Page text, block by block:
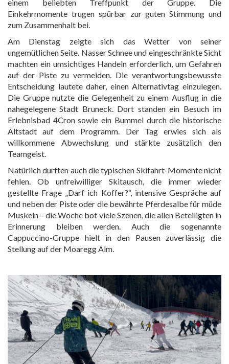
einem beliebten Treffpunkt der Gruppe. Die
Einkehrmomente trugen spürbar zur guten Stimmung und
zum Zusammenhalt bei.
Am Dienstag zeigte sich das Wetter von seiner
ungemütlichen Seite. Nasser Schnee und eingeschränkte Sicht
machten ein umsichtiges Handeln erforderlich, um Gefahren
auf der Piste zu vermeiden. Die verantwortungsbewusste
Entscheidung lautete daher, einen Alternativtag einzulegen.
Die Gruppe nutzte die Gelegenheit zu einem Ausflug in die
nahegelegene Stadt Bruneck. Dort standen ein Besuch im
Erlebnisbad 4Cron sowie ein Bummel durch die historische
Altstadt auf dem Programm. Der Tag erwies sich als
willkommene Abwechslung und stärkte zusätzlich den
Teamgeist.
Natürlich durften auch die typischen Skifahrt-Momente nicht
fehlen. Ob unfreiwilliger Skitausch, die immer wieder
gestellte Frage „Darf ich Koffer?“, intensive Gespräche auf
und neben der Piste oder die bewährte Pferdesalbe für müde
Muskeln – die Woche bot viele Szenen, die allen Beteiligten in
Erinnerung bleiben werden. Auch die sogenannte
Cappuccino-Gruppe hielt in den Pausen zuverlässig die
Stellung auf der Moaregg Alm.